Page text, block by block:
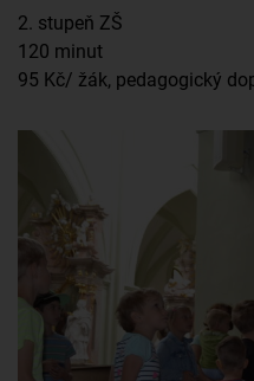
2. stupeň ZŠ
120 minut
95 Kč/ žák, pedagogický